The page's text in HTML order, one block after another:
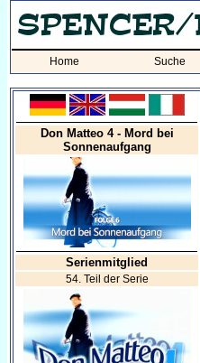
Home Suche
Don Matteo 4 - Mord bei
Sonnenaufgang
Serienmitglied
54. Teil der Serie